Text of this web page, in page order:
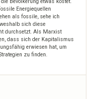
Bevölkerung etwas kostet.
Energiequellen
als fossile, sehe ich
sich diese
durchsetzt. Als Marxist
dass sich der Kapitalismus
erwiesen hat, um
zu finden.